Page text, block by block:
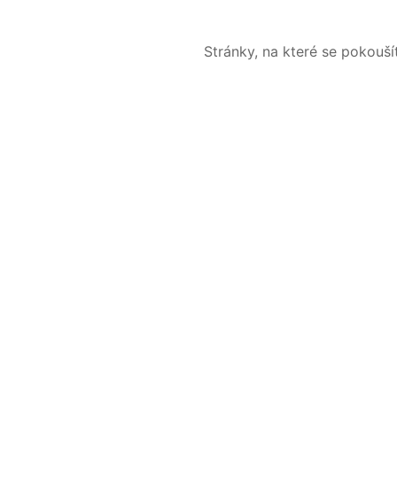
Stránky, na které se